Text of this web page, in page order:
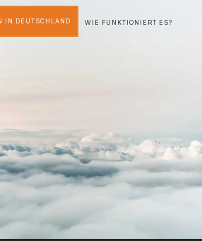
IN DEUTSCHLAND WIE FUNKTIONIERT ES?